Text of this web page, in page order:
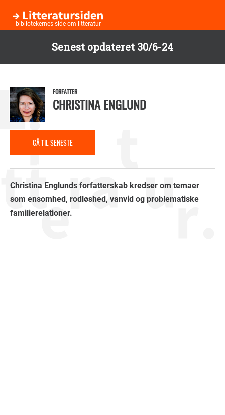
Senest opdateret 30/6-24
hovedindhold
- bibliotekernes side om litteratur
GÅ TIL SENESTE
ANMELDELSE
FORFATTER
CHRISTINA ENGLUND
Christina Englunds forfatterskab kredser om temaer
som ensomhed, rodløshed, vanvid og problematiske
familierelationer.